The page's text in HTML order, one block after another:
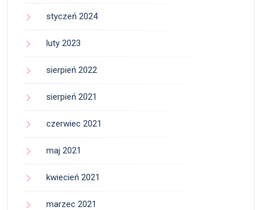
styczeń 2024
luty 2023
sierpień 2022
sierpień 2021
czerwiec 2021
maj 2021
kwiecień 2021
marzec 2021